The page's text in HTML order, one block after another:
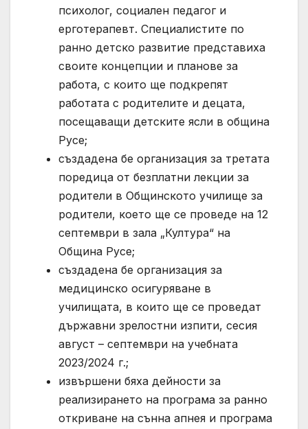
психолог, социален педагог и
ерготерапевт. Специалистите по
ранно детско развитие представиха
своите концепции и планове за
работа, с които ще подкрепят
работата с родителите и децата,
посещаващи детските ясли в община
Русе;
създадена бе организация за третата
поредица от безплатни лекции за
родители в Общинското училище за
родители, което ще се проведе на 12
септември в зала „Култура“ на
Община Русе;
създадена бе организация за
медицинско осигуряване в
училищата, в които ще се проведат
държавни зрелостни изпити, сесия
август – септември на учебната
2023/2024 г.;
извършени бяха дейности за
реализирането на програма за ранно
откриване на сънна апнея и програма